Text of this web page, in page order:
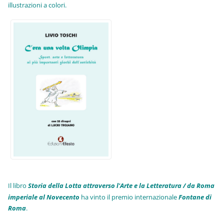
illustrazioni a colori.
Il libroStoria della Lotta attraverso l'Arte e la Letteratura / da Roma
imperiale al Novecento ha vinto il premio internazionaleFontane di
Roma.